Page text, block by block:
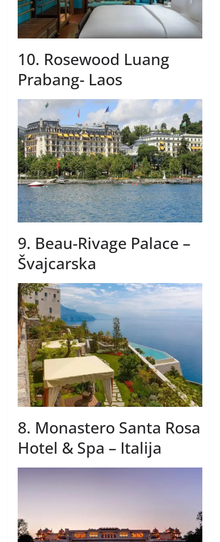
10. Rosewood Luang
Prabang- Laos
9. Beau-Rivage Palace –
Švajcarska
8. Monastero Santa Rosa
Hotel & Spa – Italija